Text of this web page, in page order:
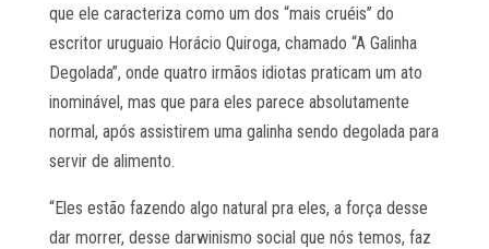
que ele caracteriza como um dos “mais cruéis” do
escritor uruguaio Horácio Quiroga, chamado “A Galinha
Degolada”, onde quatro irmãos idiotas praticam um ato
inominável, mas que para eles parece absolutamente
normal, após assistirem uma galinha sendo degolada para
servir de alimento.
“Eles estão fazendo algo natural pra eles, a força desse
dar morrer, desse darwinismo social que nós temos, faz